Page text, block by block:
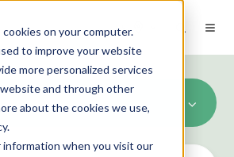
on your computer.
to improve your website
more personalized services
and through other
about the cookies we use,
when you visit our
ES
(4)